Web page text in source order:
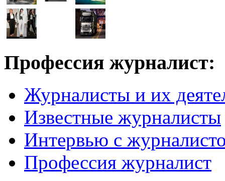
Профессия журналист:
Журналисты и их
Известные журналисты
Интервью с
Профессия журналист